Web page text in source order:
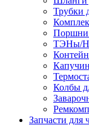
Трубки
Поршни
ТЭНы/
Колбы
Запчасти для